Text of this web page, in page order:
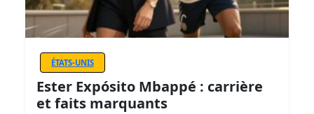
ÉTATS-UNIS
Ester Expósito Mbappé : carrière
et faits marquants